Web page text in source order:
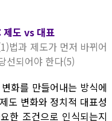
제도 vs 대표
법과 제도가 먼저 바뀌어
선되어야 한다(5)
화를 만들어내는 방식에
도 변화와 정치적 대표성
한 조건으로 인식되는지